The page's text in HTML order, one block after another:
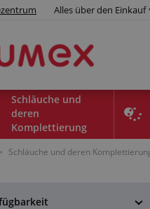
Alles über den Einkauf
Schläuche und
deren
Komplettierung
Schläuche und deren